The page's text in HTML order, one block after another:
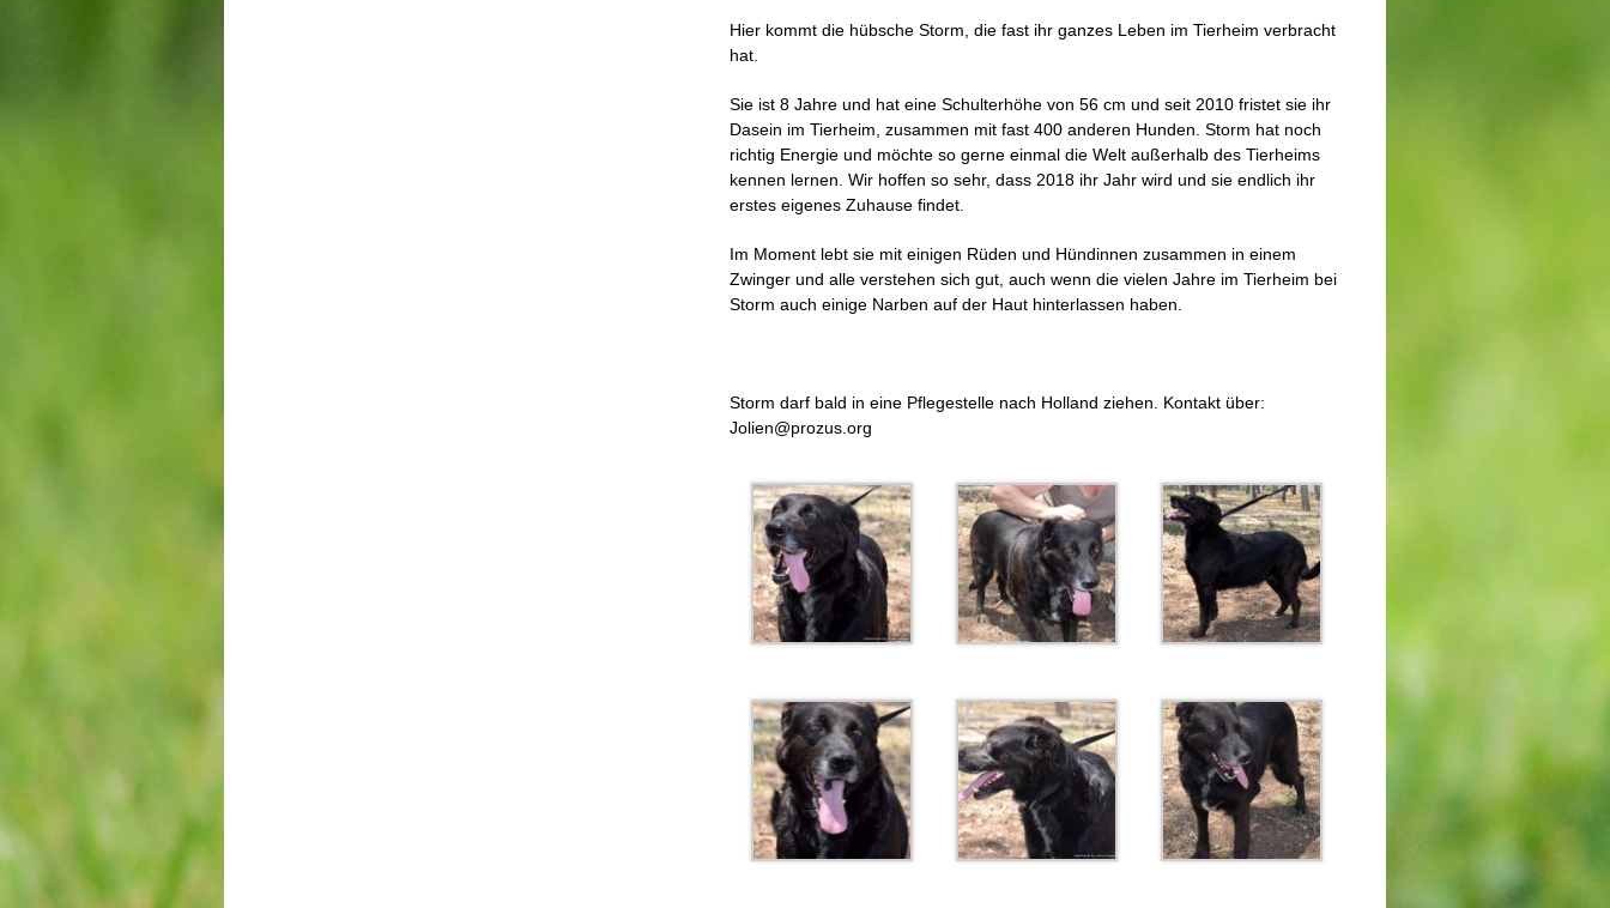
Hier kommt die hübsche Storm, die fast ihr ganzes Leben im Tierheim verbracht
hat.
Sie ist 8 Jahre und hat eine Schulterhöhe von 56 cm und seit 2010 fristet sie ihr
Dasein im Tierheim, zusammen mit fast 400 anderen Hunden. Storm hat noch
richtig Energie und möchte so gerne einmal die Welt außerhalb des Tierheims
kennen lernen. Wir hoffen so sehr, dass 2018 ihr Jahr wird und sie endlich ihr
erstes eigenes Zuhause findet.
Im Moment lebt sie mit einigen Rüden und Hündinnen zusammen in einem
Zwinger und alle verstehen sich gut, auch wenn die vielen Jahre im Tierheim bei
Storm auch einige Narben auf der Haut hinterlassen haben.
Storm darf bald in eine Pflegestelle nach Holland ziehen. Kontakt über:
Jolien@prozus.org